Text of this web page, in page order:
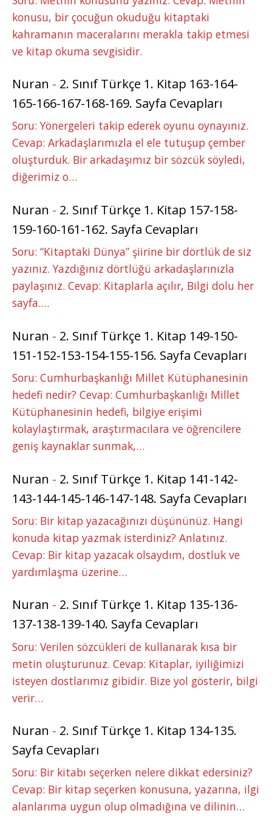
konusu, bir çocuğun okuduğu kitaptaki
kahramanın maceralarını merakla takip etmesi
ve kitap okuma sevgisidir.
Nuran - 2. Sınıf Türkçe 1. Kitap 163-164-
165-166-167-168-169. Sayfa Cevapları
Soru: Yönergeleri takip ederek oyunu oynayınız.
Cevap: Arkadaşlarımızla el ele tutuşup çember
oluşturduk. Bir arkadaşımız bir sözcük söyledi,
diğerimiz o…
Nuran - 2. Sınıf Türkçe 1. Kitap 157-158-
159-160-161-162. Sayfa Cevapları
Soru: “Kitaptaki Dünya” şiirine bir dörtlük de siz
yazınız. Yazdığınız dörtlüğü arkadaşlarınızla
paylaşınız. Cevap: Kitaplarla açılır, Bilgi dolu her
sayfa.…
Nuran - 2. Sınıf Türkçe 1. Kitap 149-150-
151-152-153-154-155-156. Sayfa Cevapları
Soru: Cumhurbaşkanlığı Millet Kütüphanesinin
hedefi nedir? Cevap: Cumhurbaşkanlığı Millet
Kütüphanesinin hedefi, bilgiye erişimi
kolaylaştırmak, araştırmacılara ve öğrencilere
geniş kaynaklar sunmak,…
Nuran - 2. Sınıf Türkçe 1. Kitap 141-142-
143-144-145-146-147-148. Sayfa Cevapları
Soru: Bir kitap yazacağınızı düşününüz. Hangi
konuda kitap yazmak isterdiniz? Anlatınız.
Cevap: Bir kitap yazacak olsaydım, dostluk ve
yardımlaşma üzerine…
Nuran - 2. Sınıf Türkçe 1. Kitap 135-136-
137-138-139-140. Sayfa Cevapları
Soru: Verilen sözcükleri de kullanarak kısa bir
metin oluşturunuz. Cevap: Kitaplar, iyiliğimizi
isteyen dostlarımız gibidir. Bize yol gösterir, bilgi
verir…
Nuran - 2. Sınıf Türkçe 1. Kitap 134-135.
Sayfa Cevapları
Soru: Bir kitabı seçerken nelere dikkat edersiniz?
Cevap: Bir kitap seçerken konusuna, yazarına, ilgi
alanlarıma uygun olup olmadığına ve dilinin…